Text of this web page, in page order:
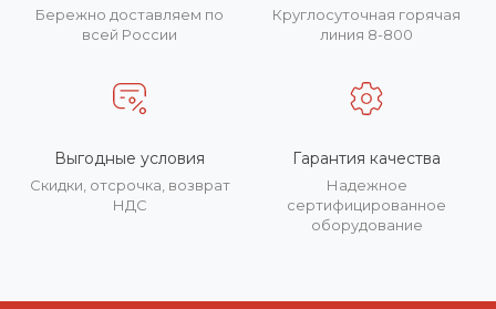
Бережно доставляем по
всей России
Круглосуточная горячая
линия 8-800
Выгодные условия
Скидки, отсрочка, возврат
НДС
Гарантия качества
Надежное
сертифицированное
оборудование